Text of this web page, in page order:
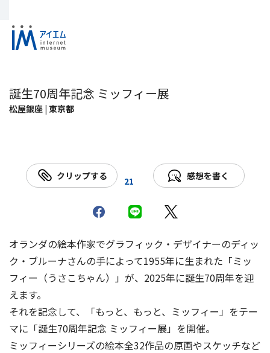
誕生70周年記念 ミッフィー展
松屋銀座 | 東京都
クリップする 21 感想を書く
オランダの絵本作家でグラフィック・デザイナーのディッ
ク・ブルーナさんの手によって1955年に生まれた「ミッ
フィー（うさこちゃん）」が、2025年に誕生70周年を迎
えます。
それを記念して、「もっと、もっと、ミッフィー」をテー
マに「誕生70周年記念 ミッフィー展」を開催。
ミッフィーシリーズの絵本全32作品の原画やスケッチなど